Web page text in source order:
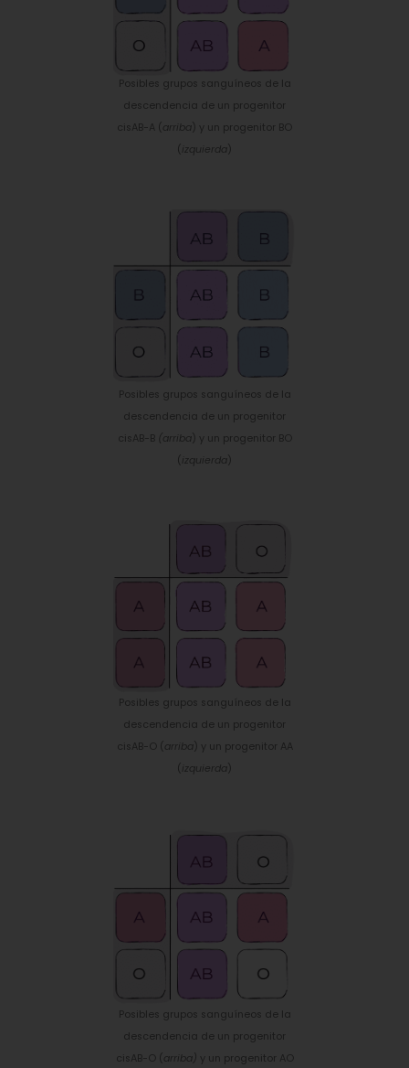
Posibles grupos sanguíneos de la
descendencia de un progenitor
cisAB-A ( arriba ) y un progenitor BO
( izquierda )
Posibles grupos sanguíneos de la
descendencia de un progenitor
cisAB-B
(arriba) y un progenitor BO
( izquierda )
Posibles grupos sanguíneos de la
descendencia de un progenitor
cisAB-O ( arriba) y un progenitor AA
( izquierda )
Posibles grupos sanguíneos de la
descendencia de un progenitor
cisAB-O ( arriba) y un progenitor AO